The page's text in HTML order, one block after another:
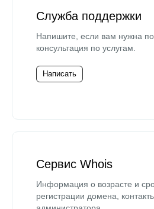
Служба поддержки
Напишите, если вам нужна
консультация по услугам.
Написать
Сервис Whois
Информация о возрасте и
регистрации домена,